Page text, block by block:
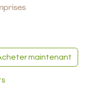
maintenant